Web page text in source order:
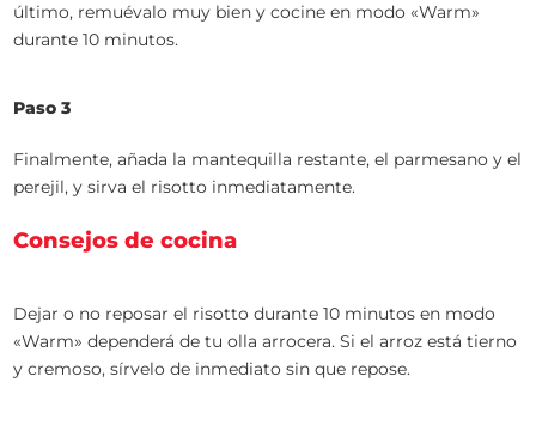
último, remuévalo muy bien y cocine en modo «Warm»
durante 10 minutos.
Paso 3
Finalmente, añada la mantequilla restante, el parmesano y el
perejil, y sirva el risotto inmediatamente.
Consejos de cocina
Dejar o no reposar el risotto durante 10 minutos en modo
«Warm» dependerá de tu olla arrocera. Si el arroz está tierno
y cremoso, sírvelo de inmediato sin que repose.